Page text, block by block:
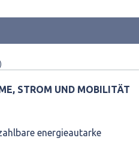
STROM UND MOBILITÄT
energieautarke